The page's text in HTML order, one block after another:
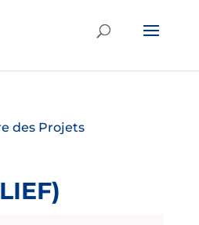
des Projets